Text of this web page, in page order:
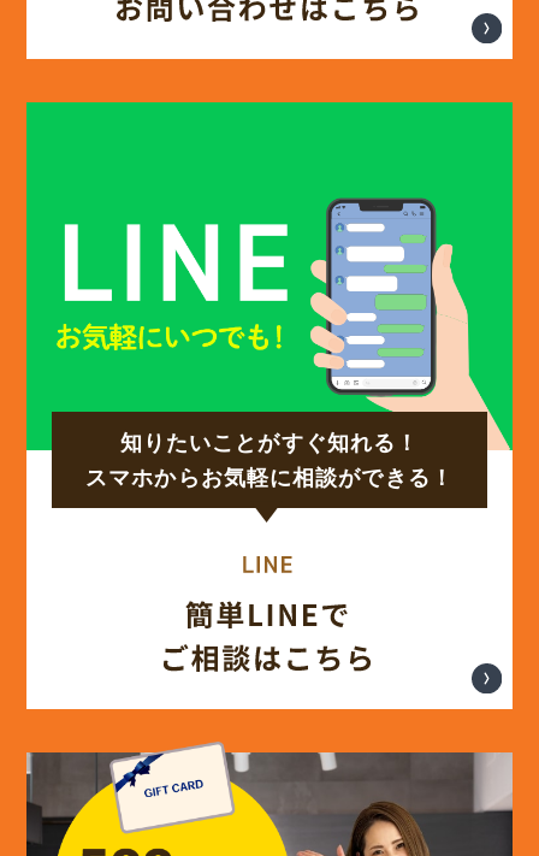
知りたいことがすぐ知れる！
スマホからお気軽に相談ができる！